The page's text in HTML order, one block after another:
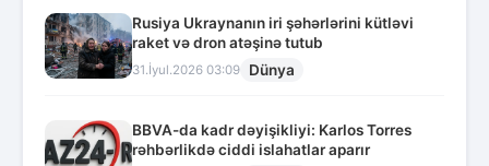
Rusiya Ukraynanın iri şəhərlərini kütləvi
raket və dron atəşinə tutub
31.İyul.2026 03:09 Dünya
BBVA-da kadr dəyişikliyi: Karlos Torres
rəhbərlikdə ciddi islahatlar aparır